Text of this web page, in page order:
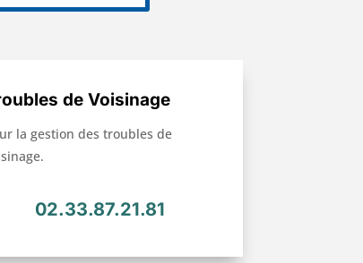
de Voisinage
la gestion des troubles de
02.33.87.21.81